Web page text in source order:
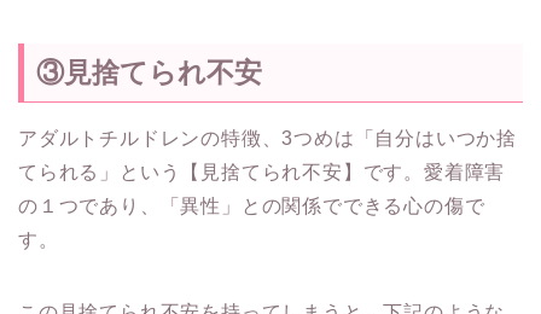
③見捨てられ不安
アダルトチルドレンの特徴、3つめは「自分はいつか捨
てられる」という【見捨てられ不安】です。愛着障害
の１つであり、「異性」との関係でできる心の傷で
す。